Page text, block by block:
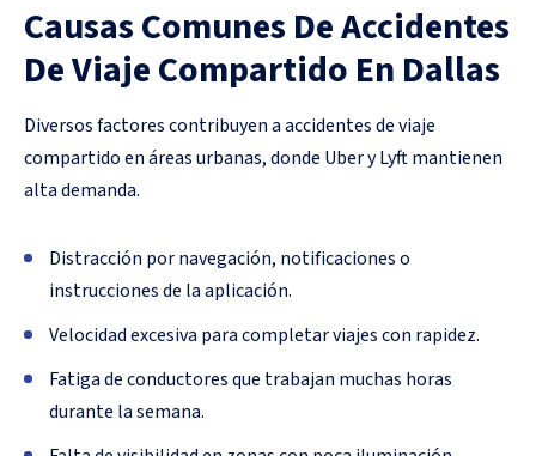
Causas Comunes De Accidentes
De Viaje Compartido En Dallas
Diversos factores contribuyen a accidentes de viaje
compartido en áreas urbanas, donde Uber y Lyft mantienen
alta demanda.
Distracción por navegación, notificaciones o
instrucciones de la aplicación.
Velocidad excesiva para completar viajes con rapidez.
Fatiga de conductores que trabajan muchas horas
durante la semana.